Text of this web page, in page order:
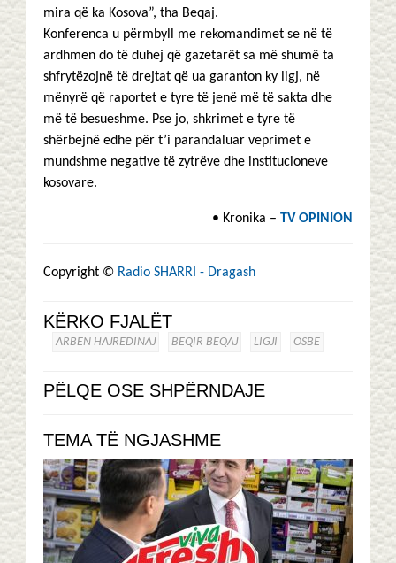
mira që ka Kosova”, tha Beqaj.
Konferenca u përmbyll me rekomandimet se në të
ardhmen do të duhej që gazetarët sa më shumë ta
shfrytëzojnë të drejtat që ua garanton ky ligj, në
mënyrë që raportet e tyre të jenë më të sakta dhe
më të besueshme. Pse jo, shkrimet e tyre të
shërbejnë edhe për t’i parandaluar veprimet e
mundshme negative të zytrëve dhe institucioneve
kosovare.
• Kronika – TV OPINION
Copyright © Radio SHARRI - Dragash
KËRKO FJALËT
ARBEN HAJREDINAJ BEQIR BEQAJ LIGJI OSBE
PËLQE OSE SHPËRNDAJE
TEMA TË NGJASHME